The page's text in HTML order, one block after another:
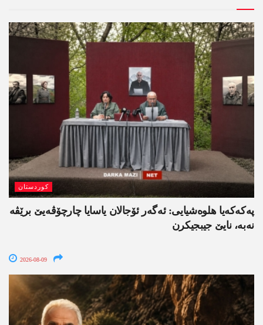
کوردستان
په‌كه‌كه‌یا هلوه‌شیایی: ئەگەر ئۆجالان یاسایا چارچۆڤەیێ برێڤە
نه‌به‌، نایێ جیبجیکرن
2026-08-09